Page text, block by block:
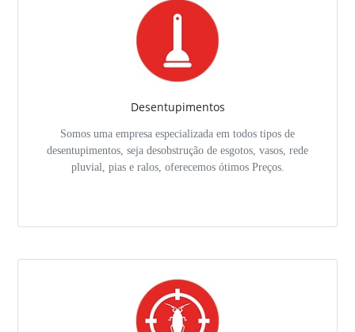
Desentupimentos
Somos uma empresa especializada em todos tipos de
desentupimentos, seja desobstrução de esgotos, vasos, rede
pluvial, pias e ralos, oferecemos ótimos Preços.